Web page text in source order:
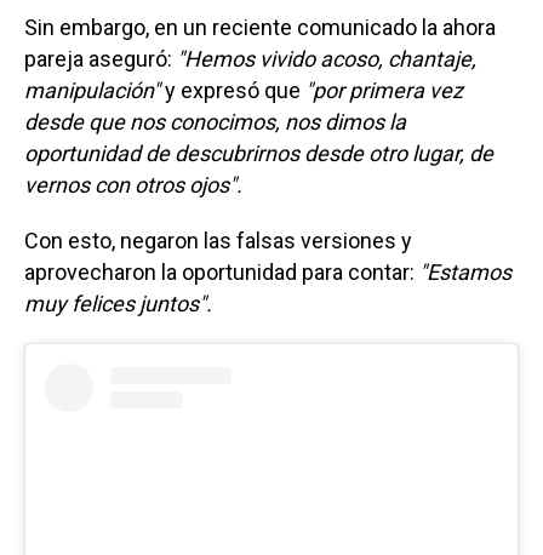
Sin embargo, en un reciente comunicado la ahora
pareja aseguró: "Hemos vivido acoso, chantaje,
manipulación"y expresó que "por primera vez
desde que nos conocimos, nos dimos la
oportunidad de descubrirnos desde otro lugar, de
vernos con otros ojos".
Con esto, negaron las falsas versiones y
aprovecharon la oportunidad para contar: "Estamos
muy felices juntos".